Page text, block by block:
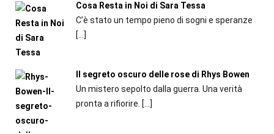
Cosa Resta in Noi di Sara Tessa
C’è stato un tempo pieno di sogni e speranze
[…]
Il segreto oscuro delle rose di Rhys Bowen
Un mistero sepolto dalla guerra. Una verità
pronta a rifiorire. […]